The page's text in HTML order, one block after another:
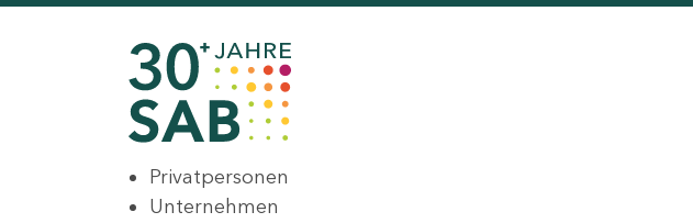
Privatpersonen
Unternehmen